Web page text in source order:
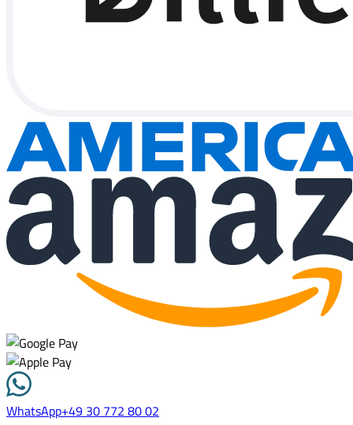
WhatsApp+49 30 772 80 02